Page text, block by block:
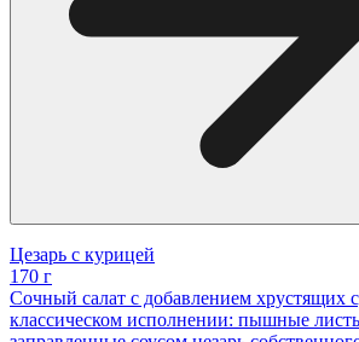
Цезарь с курицей
170 г
Сочный салат с добавлением хрустящих
классическом исполнении: пышные